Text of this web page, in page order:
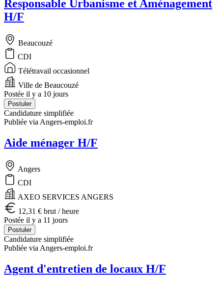
Responsable Urbanisme et Aménagement
H/F
Beaucouzé
CDI
Télétravail occasionnel
Ville de Beaucouzé
Postée il y a 10 jours
Postuler
Candidature simplifiée
Publiée via Angers-emploi.fr
Aide ménager H/F
Angers
CDI
AXEO SERVICES ANGERS
12,31 € brut / heure
Postée il y a 11 jours
Postuler
Candidature simplifiée
Publiée via Angers-emploi.fr
Agent d'entretien de locaux H/F